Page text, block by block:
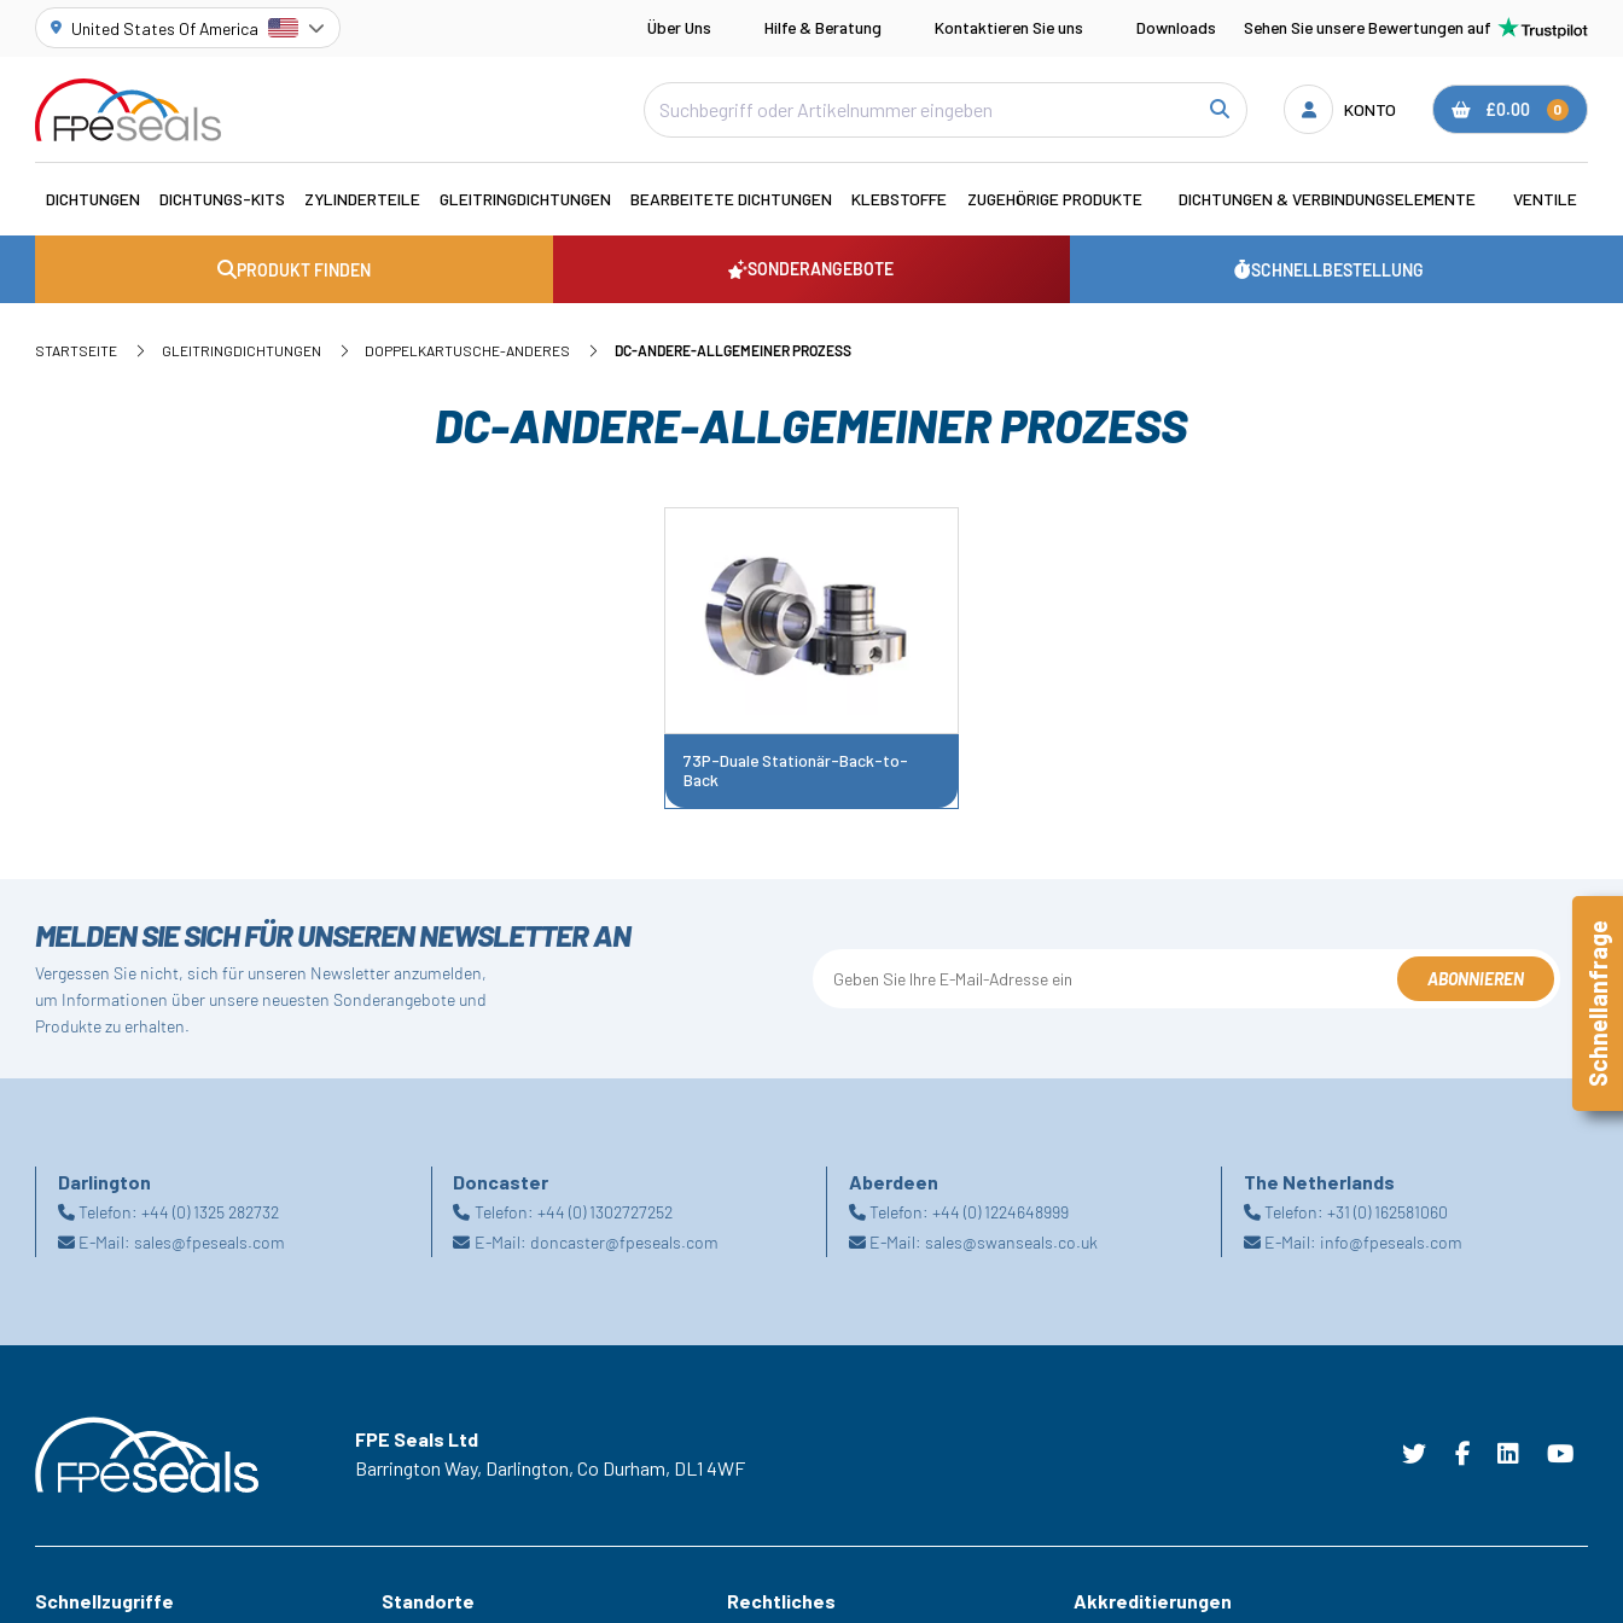
United States Of America Über Uns Hilfe & Beratung Kontaktieren Sie uns Downloads Sehen Sie unsere Bewertungen auf
KONTO £0.00 0
DICHTUNGEN DICHTUNGS-KITS ZYLINDERTEILE GLEITRINGDICHTUNGEN BEARBEITETE DICHTUNGEN KLEBSTOFFE ZUGEHÖRIGE PRODUKTE DICHTUNGEN & VERBINDUNGSELEMENTE VENTILE
PRODUKT FINDEN SONDERANGEBOTE SCHNELLBESTELLUNG
STARTSEITE GLEITRINGDICHTUNGEN DOPPELKARTUSCHE-ANDERES DC-ANDERE-ALLGEMEINER PROZESS
DC-ANDERE-ALLGEMEINER PROZESS
73P-Duale Stationär-Back-to-
Back
MELDEN SIE SICH FÜR UNSEREN NEWSLETTER AN
Vergessen Sie nicht, sich für unseren Newsletter anzumelden,
um Informationen über unsere neuesten Sonderangebote und
Produkte zu erhalten.
ABONNIEREN
Darlington
Telefon:+44 (0) 1325 282732
E-Mail: sales@fpeseals.com
Doncaster
Telefon: +44 (0) 1302727252
E-Mail: doncaster@fpeseals.com
Aberdeen
Telefon: +44 (0) 1224648999
E-Mail: sales@swanseals.co.uk
The Netherlands
Telefon:+31 (0) 162581060
E-Mail: info@fpeseals.com
FPE Seals Ltd
Barrington Way, Darlington, Co Durham, DL1 4WF
Schnellzugriffe Standorte Rechtliches Akkreditierungen
Schnellanfrage